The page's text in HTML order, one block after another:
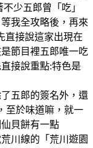
少五郎曾「吃」
我全攻略後，再來
直接說這家出現在
節目裡五郎唯一吃
接說重點:特色是
五郎的簽名外，還
至於味道嘛，就一
貝餅有一點
川線的「荒川遊園